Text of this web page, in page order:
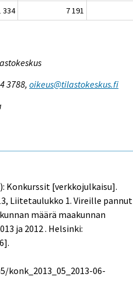
334 7 191
3788,oikeus@tilastokeskus.fi
Konkurssit [verkkojulkaisu].
Liitetaulukko 1. Vireille pannut
määrä maakunnan
ja 2012 . Helsinki:
06-